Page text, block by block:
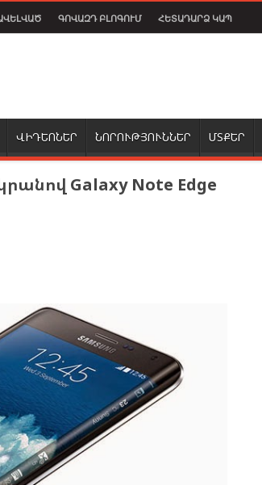
ԳՈՎԱԶԴ ԲԼՈԳՈՒՄ ՀԵՏԱԴԱՐՁ ԿԱՊ
ՎԻԴԵՈՆԵՐ ՆՈՐՈՒԹՅՈՒՆՆԵՐ ՄՏՔԵՐ
Galaxy Note Edge